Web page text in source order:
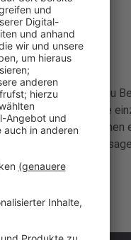
Politiker bei uns zu
für". Dabei wird keine
gedrückt, zu denen